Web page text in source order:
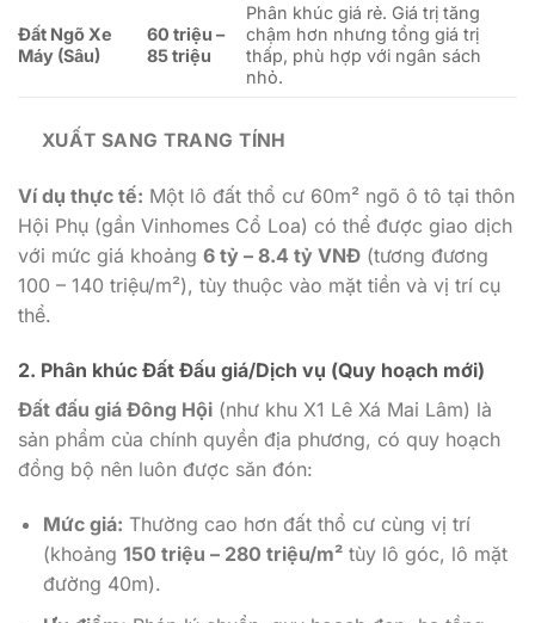
Đất Ngõ Xe
Máy (Sâu)
60 triệu –
85 triệu
Phân khúc giá rẻ. Giá trị tăng
chậm hơn nhưng tổng giá trị
thấp, phù hợp với ngân sách
nhỏ.
XUẤT SANG TRANG TÍNH
Ví dụ thực tế: Một lô đất thổ cư 60m² ngõ ô tô tại thôn
Hội Phụ (gần Vinhomes Cổ Loa) có thể được giao dịch
với mức giá khoảng 6 tỷ – 8.4 tỷ VNĐ (tương đương
100 – 140 triệu/m²), tùy thuộc vào mặt tiền và vị trí cụ
thể.
2. Phân khúc Đất Đấu giá/Dịch vụ (Quy hoạch mới)
Đất đấu giá Đông Hội (như khu X1 Lê Xá Mai Lâm) là
sản phẩm của chính quyền địa phương, có quy hoạch
đồng bộ nên luôn được săn đón:
Mức giá: Thường cao hơn đất thổ cư cùng vị trí
(khoảng 150 triệu – 280 triệu/m²tùy lô góc, lô mặt
đường 40m).